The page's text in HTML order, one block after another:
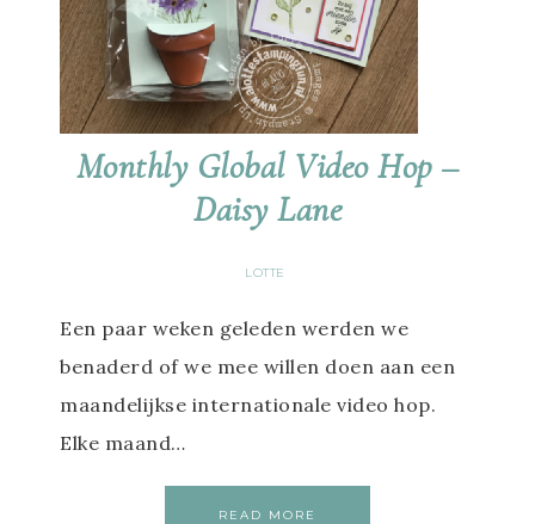
Monthly Global Video Hop –
Daisy Lane
LOTTE
Een paar weken geleden werden we
benaderd of we mee willen doen aan een
maandelijkse internationale video hop.
Elke maand…
READ MORE